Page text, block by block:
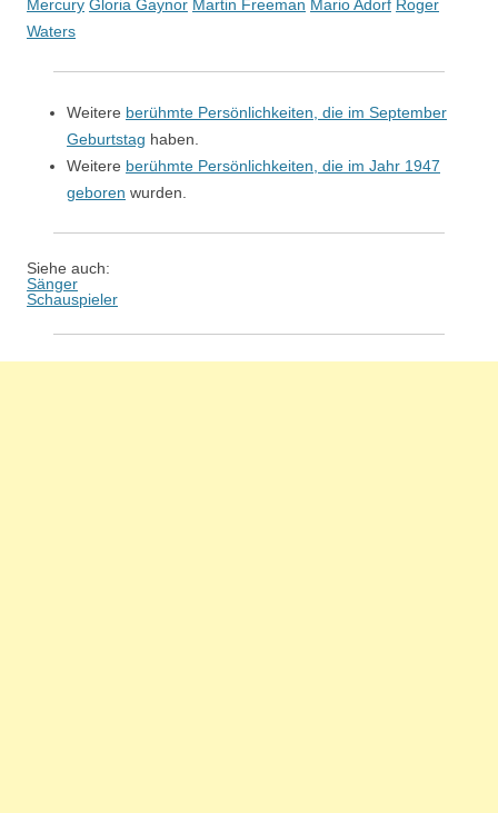
Mercury Gloria Gaynor Martin Freeman Mario Adorf Roger
Waters
Weitere berühmte Persönlichkeiten, die im September
Geburtstag haben.
Weitere berühmte Persönlichkeiten, die im Jahr 1947
geboren wurden.
Siehe auch:
Sänger
Schauspieler